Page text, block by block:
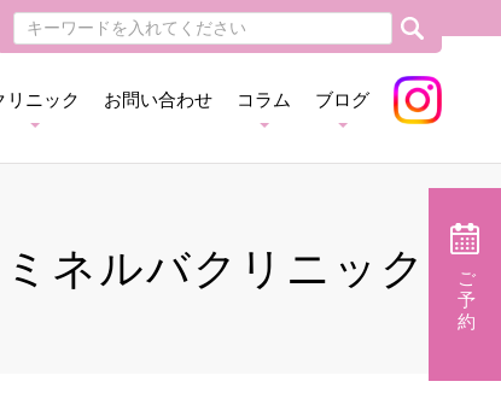
リニック お問い合わせ コラム ブログ
ネルバクリニック
ご
予
約